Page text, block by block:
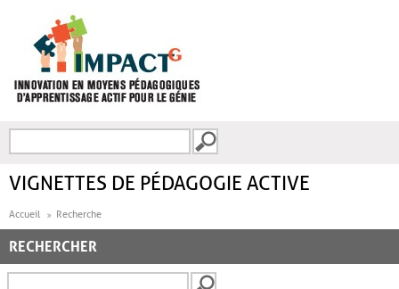
FORMULAIRE DE
VIGNETTES DE PÉDAGOGIE ACTIVE
Accueil Recherche
RECHERCHER